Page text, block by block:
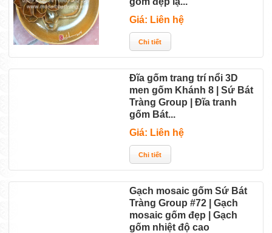
Giá: Liên hệ
Đĩa gốm trang trí nổi 3D
men gốm Khánh 8 | Sứ Bát
Tràng Group | Đĩa tranh
gốm Bát...
Giá: Liên hệ
Gạch mosaic gốm Sứ Bát
Tràng Group #72 | Gạch
mosaic gốm đẹp | Gạch
gốm nhiệt độ cao